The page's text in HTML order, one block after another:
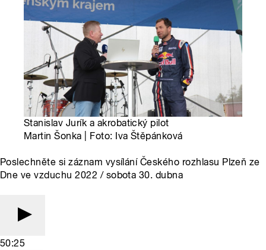
Stanislav Jurík a akrobatický pilot
Martin Šonka | Foto: Iva Štěpánková
Poslechněte si záznam vysílání Českého rozhlasu Plzeň ze
Dne ve vzduchu 2022 / sobota 30. dubna
50:25